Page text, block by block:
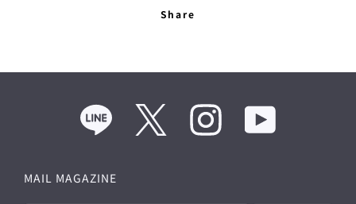
Share
Line Twitter Instagram
MAIL MAGAZINE